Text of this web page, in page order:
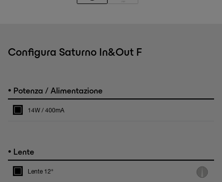
Configura Saturno In&Out F
• Potenza / Alimentazione
14W / 400mA
• Lente
Lente 12°